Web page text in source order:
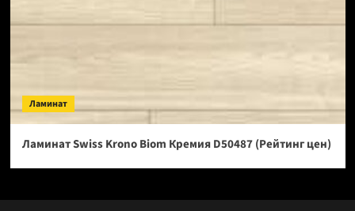
Ламинат
Ламинат Swiss Krono Biom Кремия D50487 (Рейтинг цен)